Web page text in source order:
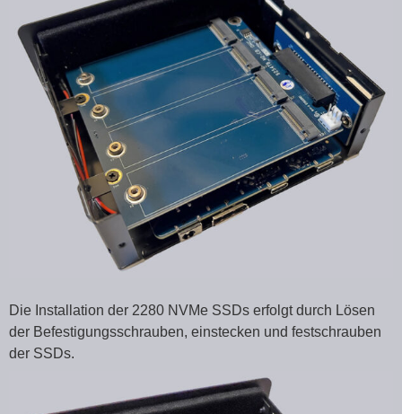
Die Installation der 2280 NVMe SSDs erfolgt durch Lösen
der Befestigungsschrauben, einstecken und festschrauben
der SSDs.